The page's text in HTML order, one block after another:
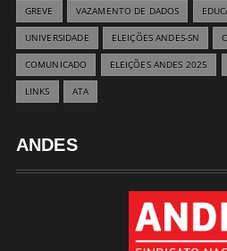
GREVE VAZAMENTO DE DADOS
UNIVERSIDADE ELEIÇÕES ANDES-SN
COMUNICADO ELEIÇÕES ANDES 2025
LINKS ATA
ANDES